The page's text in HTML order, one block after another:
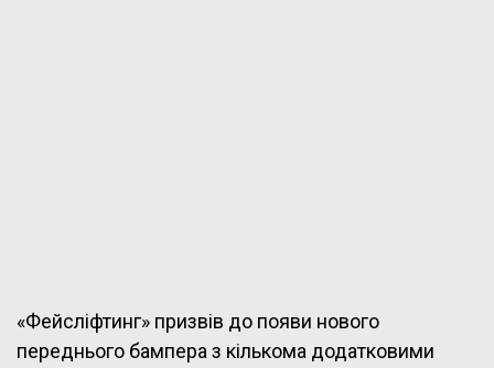
«Фейсліфтинг» призвів до появи нового
переднього бампера з кількома додатковими